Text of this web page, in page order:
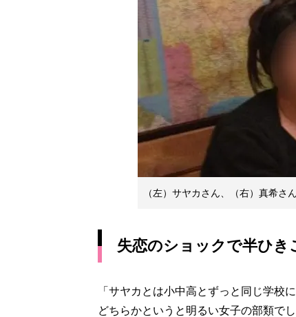
（左）サヤカさん、（右）真希さん
失恋のショックで半ひき
「サヤカとは小中高とずっと同じ学校
どちらかというと明るい女子の部類でし